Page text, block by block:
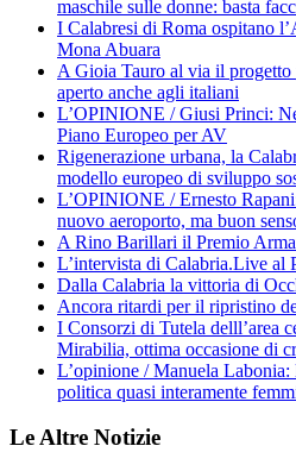
maschile sulle donne: basta
I Calabresi di Roma ospitano
Mona Abuara
A Gioia Tauro al via il progetto
aperto anche agli italiani
L’OPINIONE / Giusi Princi:
Piano Europeo per AV
Rigenerazione urbana, la
modello europeo di sviluppo
L’OPINIONE / Ernesto
nuovo aeroporto, ma buon
A Rino Barillari il Premio
L’intervista di Calabria.Live al
Dalla Calabria la vittoria di
Ancora ritardi per il ripristino
I Consorzi di Tutela delll’area
Mirabilia, ottima occasione di
L’opinione / Manuela Labonia:
politica quasi interamente
Le Altre Notizie